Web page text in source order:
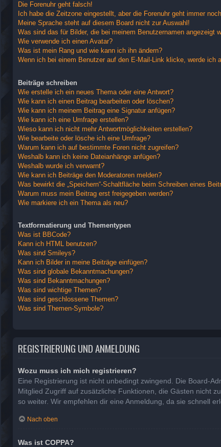
Die Forenuhr geht falsch!
Ich habe die Zeitzone eingestellt, aber die Forenuhr geht immer
Meine Sprache steht auf diesem Board nicht zur Auswahl!
Was sind das für Bilder, die bei meinem Benutzernamen angezeigt
Wie verwende ich einen Avatar?
Was ist mein Rang und wie kann ich ihn ändern?
Wenn ich bei einem Benutzer auf den E-Mail-Link klicke, werde ich
Beiträge schreiben
Wie erstelle ich ein neues Thema oder eine Antwort?
Wie kann ich einen Beitrag bearbeiten oder löschen?
Wie kann ich meinem Beitrag eine Signatur anfügen?
Wie kann ich eine Umfrage erstellen?
Wieso kann ich nicht mehr Antwortmöglichkeiten erstellen?
Wie bearbeite oder lösche ich eine Umfrage?
Warum kann ich auf bestimmte Foren nicht zugreifen?
Weshalb kann ich keine Dateianhänge anfügen?
Weshalb wurde ich verwarnt?
Wie kann ich Beiträge den Moderatoren melden?
Was bewirkt die „Speichern“-Schaltfläche beim Schreiben eines
Warum muss mein Beitrag erst freigegeben werden?
Wie markiere ich ein Thema als neu?
Textformatierung und Thementypen
Was ist BBCode?
Kann ich HTML benutzen?
Was sind Smileys?
Kann ich Bilder in meine Beiträge einfügen?
Was sind globale Bekanntmachungen?
Was sind Bekanntmachungen?
Was sind wichtige Themen?
Was sind geschlossene Themen?
Was sind Themen-Symbole?
REGISTRIERUNG UND ANMELDUNG
Wozu muss ich mich registrieren?
Eine Registrierung ist nicht unbedingt zwingend. Die Board-
Mitglied Zugriff auf zusätzliche Funktionen, die Gästen nicht
so weiter. Wir empfehlen dir eine Anmeldung, da sie schnell
Nach oben
Was ist COPPA?